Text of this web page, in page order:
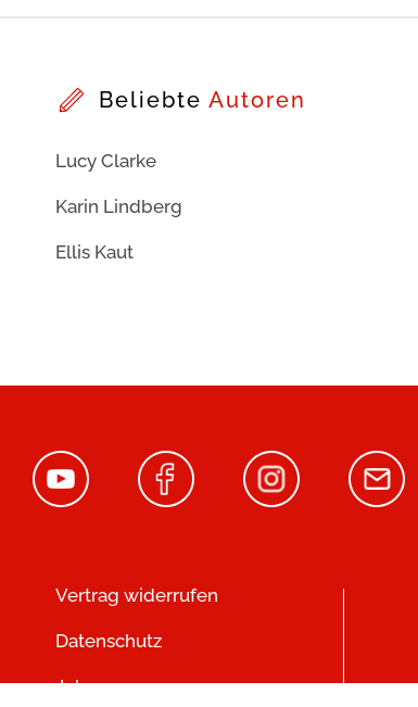
Beliebte Autoren
Lucy Clarke
Karin Lindberg
Ellis Kaut
Vertrag widerrufen
Datenschutz
Jobs